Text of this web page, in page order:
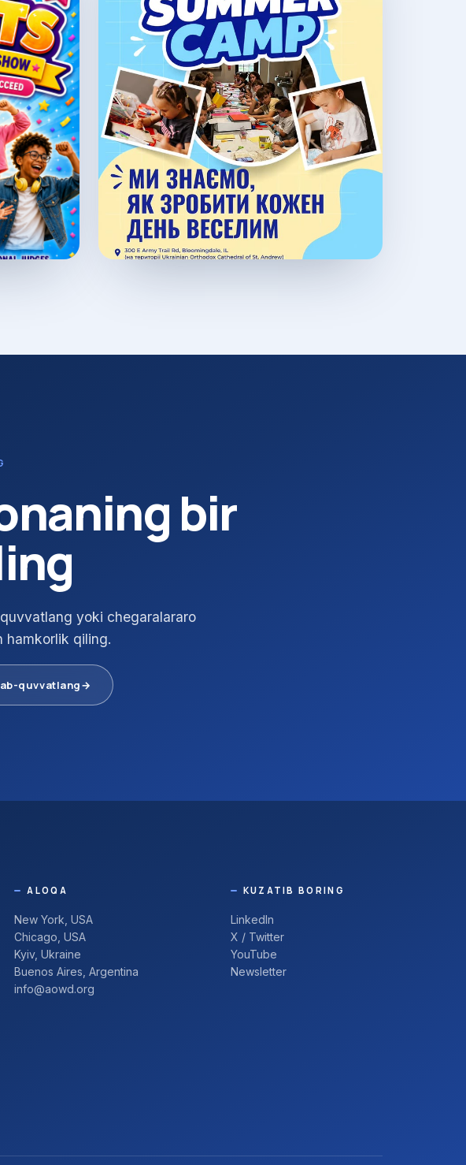
Tadbirga oʻtish→
bir
yoki chegaralararo
hamkorlik qiling.
quvvatlang→
ALOQA
New York, USA
Chicago, USA
Kyiv, Ukraine
Buenos Aires, Argentina
info@aowd.org
KUZATIB BORING
LinkedIn
X / Twitter
YouTube
Newsletter